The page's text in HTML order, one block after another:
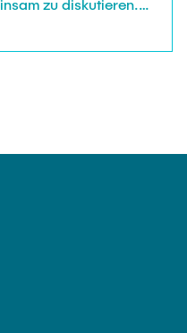
zu diskutieren.
auf den beiden
für Lernfabriken.
hinaus haben
eines
über
die Sitzung auch